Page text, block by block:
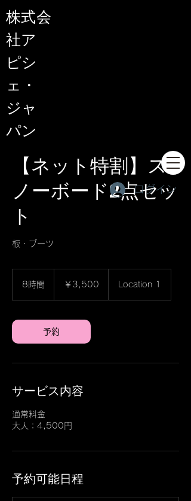
ログイン
​株式会
社ア
ピシ
ェ・
ジャ
パン
【ネット特割】ス
ノーボード2点セッ
ト
板・ブーツ
8時間 ￥3,500 Location 1
予約
サービス内容
通常料金
大人：4,500円
予約可能日程